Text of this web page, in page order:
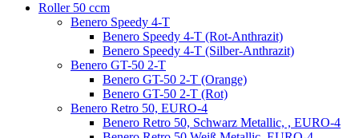
Roller 50 ccm
Benero Speedy 4-T
Benero Speedy 4-T (Rot-Anthrazit)
Benero Speedy 4-T (Silber-Anthrazit)
Benero GT-50 2-T
Benero GT-50 2-T (Orange)
Benero GT-50 2-T (Rot)
Benero Retro 50, EURO-4
Benero Retro 50, Schwarz Metallic, , EURO-4